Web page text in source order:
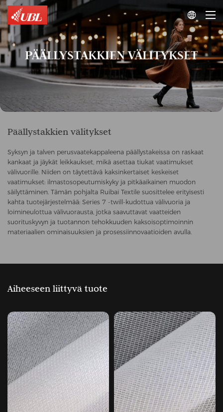

PÄÄLLYSTAKKIEN VÄLITYKSET
Päällystakkien välitykset
Syksyn ja talven perusvaatekappaleena päällystakeissa on raskaat
kankaat ja jäykät leikkaukset, mikä asettaa tiukat vaatimukset
välivuorille. Niiden on täytettävä kaksinkertaiset keskeiset
vaatimukset: ilmastosopeutumiskyky ja pitkäaikainen muodon
säilyttäminen. Tämän pohjalta Ruibai Textile suosittelee erityisesti
kahta tuotejärjestelmää: Series 7 -twill-kudottua välivuoria ja
loimineulottua välivuorausta, jotka saavuttavat vaatteiden
suorituskyvyn ja tuotannon tehokkuuden kaksoisoptimoinnin
materiaalien ominaisuuksien ja prosessiinnovaatioiden avulla.
Aiheeseen liittyvä tuote